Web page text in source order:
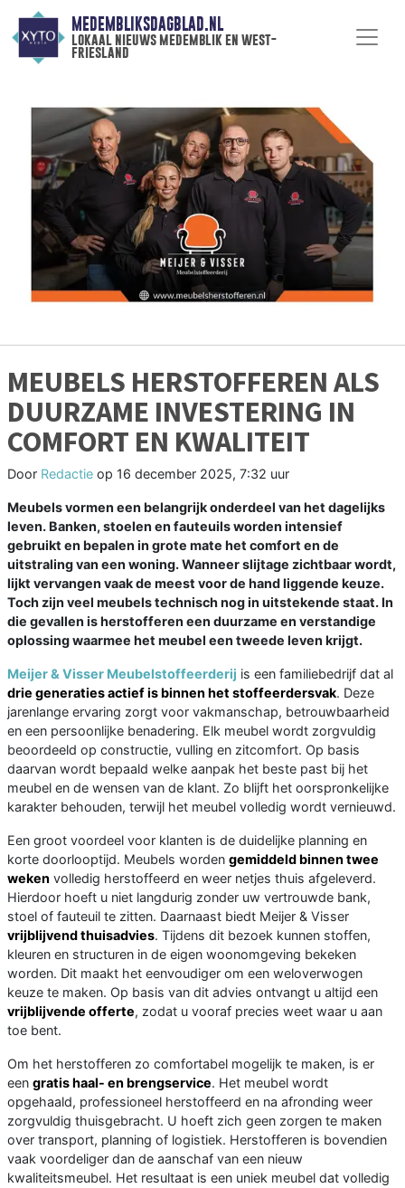
MEDEMBLIKSDAGBLAD.NL
lokaal nieuws medemblik en west-
friesland
MEUBELS HERSTOFFEREN ALS
DUURZAME INVESTERING IN
COMFORT EN KWALITEIT
Door Redactie op 16 december 2025, 7:32 uur
Meubels vormen een belangrijk onderdeel van het dagelijks
leven. Banken, stoelen en fauteuils worden intensief
gebruikt en bepalen in grote mate het comfort en de
uitstraling van een woning. Wanneer slijtage zichtbaar wordt,
lijkt vervangen vaak de meest voor de hand liggende keuze.
Toch zijn veel meubels technisch nog in uitstekende staat. In
die gevallen is herstofferen een duurzame en verstandige
oplossing waarmee het meubel een tweede leven krijgt.
Meijer & Visser Meubelstoffeerderij is een familiebedrijf dat al
drie generaties actief is binnen het stoffeerdersvak. Deze
jarenlange ervaring zorgt voor vakmanschap, betrouwbaarheid
en een persoonlijke benadering. Elk meubel wordt zorgvuldig
beoordeeld op constructie, vulling en zitcomfort. Op basis
daarvan wordt bepaald welke aanpak het beste past bij het
meubel en de wensen van de klant. Zo blijft het oorspronkelijke
karakter behouden, terwijl het meubel volledig wordt vernieuwd.
Een groot voordeel voor klanten is de duidelijke planning en
korte doorlooptijd. Meubels worden gemiddeld binnen twee
weken volledig herstoffeerd en weer netjes thuis afgeleverd.
Hierdoor hoeft u niet langdurig zonder uw vertrouwde bank,
stoel of fauteuil te zitten. Daarnaast biedt Meijer & Visser
vrijblijvend thuisadvies. Tijdens dit bezoek kunnen stoffen,
kleuren en structuren in de eigen woonomgeving bekeken
worden. Dit maakt het eenvoudiger om een weloverwogen
keuze te maken. Op basis van dit advies ontvangt u altijd een
vrijblijvende offerte, zodat u vooraf precies weet waar u aan
toe bent.
Om het herstofferen zo comfortabel mogelijk te maken, is er
een gratis haal- en brengservice. Het meubel wordt
opgehaald, professioneel herstoffeerd en na afronding weer
zorgvuldig thuisgebracht. U hoeft zich geen zorgen te maken
over transport, planning of logistiek. Herstofferen is bovendien
vaak voordeliger dan de aanschaf van een nieuw
kwaliteitsmeubel. Het resultaat is een uniek meubel dat volledig